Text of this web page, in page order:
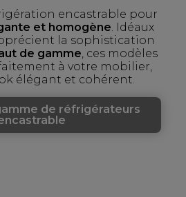
encastrable pour
et homogène. Idéaux
la sophistication
de gamme, ces modèles
à votre mobilier,
élégant et cohérent.
de réfrigérateurs